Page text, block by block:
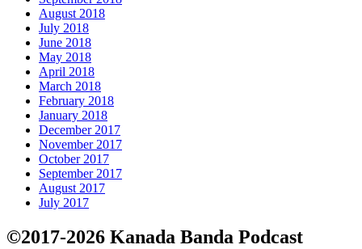
August 2018
July 2018
June 2018
May 2018
April 2018
March 2018
February 2018
January 2018
December 2017
November 2017
October 2017
September 2017
August 2017
July 2017
©2017-2026 Kanada Banda Podcast